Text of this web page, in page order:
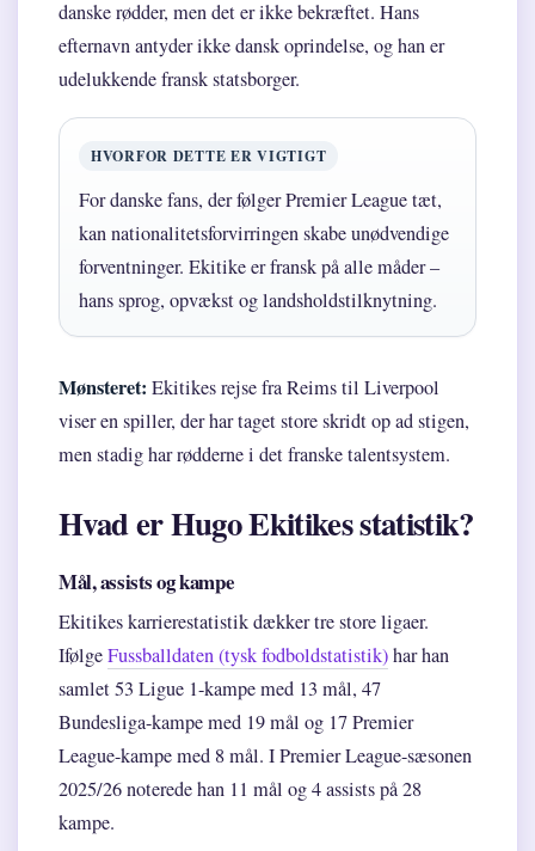
danske rødder, men det er ikke bekræftet. Hans
efternavn antyder ikke dansk oprindelse, og han er
udelukkende fransk statsborger.
HVORFOR DETTE ER VIGTIGT
For danske fans, der følger Premier League tæt,
kan nationalitetsforvirringen skabe unødvendige
forventninger. Ekitike er fransk på alle måder –
hans sprog, opvækst og landsholdstilknytning.
Mønsteret: Ekitikes rejse fra Reims til Liverpool
viser en spiller, der har taget store skridt op ad stigen,
men stadig har rødderne i det franske talentsystem.
Hvad er Hugo Ekitikes statistik?
Mål, assists og kampe
Ekitikes karrierestatistik dækker tre store ligaer.
IfølgeFussballdaten (tysk fodboldstatistik)har han
samlet 53 Ligue 1-kampe med 13 mål, 47
Bundesliga-kampe med 19 mål og 17 Premier
League-kampe med 8 mål. I Premier League-sæsonen
2025/26 noterede han 11 mål og 4 assists på 28
kampe.